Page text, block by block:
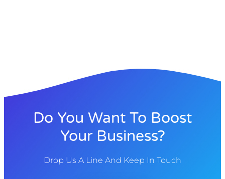
Do You Want To Boost
Your Business?
Drop Us A Line And Keep In Touch